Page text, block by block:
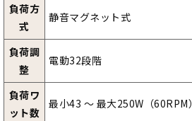
負荷方
式
静音マグネット式
負荷調
整
電動32段階
負荷ワ
ット数
最小43 ～ 最大250W（60RPM）